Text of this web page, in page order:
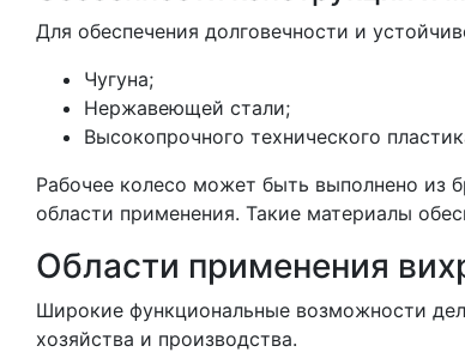
Для обеспечения долговечности и
Чугуна;
Нержавеющей стали;
Высокопрочного технического
Рабочее колесо может быть выполнено из
области применения. Такие материалы
Области применения
Широкие функциональные возможности
хозяйства и производства.